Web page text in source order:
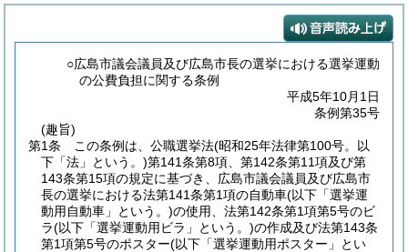
○広島市議会議員及び広島市長の選挙における選挙運動
の公費負担に関する条例
平成5年10月1日
条例第35号
(趣旨)
第1条
この条例は、公職選挙法(昭和25年法律第100号。以
下「法」という。)第141条第8項、第142条第11項及び第
143条第15項の規定に基づき、広島市議会議員及び広島市
長の選挙における法第141条第1項の自動車(以下「選挙運
動用自動車」という。)の使用、法第142条第1項第5号のビ
ラ(以下「選挙運動用ビラ」という。)の作成及び法第143条
第1項第5号のポスター(以下「選挙運動用ポスター」とい